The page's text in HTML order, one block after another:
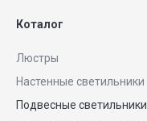
Коталог
Люстры
Настенные светильники
Подвесные светильники